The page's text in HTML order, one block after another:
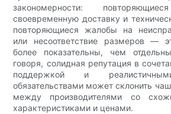
закономерности:
своевременную доставку и
повторяющиеся жалобы на
или несоответствие размеров —
более показательны, чем
говоря, солидная репутация в
поддержкой и
обязательствами может склонить
между производителями со
характеристиками и ценами.